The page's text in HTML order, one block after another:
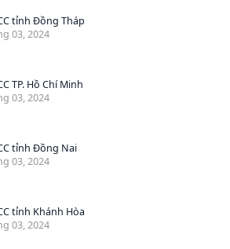
tỉnh Đồng Tháp
03, 2024
TP. Hồ Chí Minh
03, 2024
tỉnh Đồng Nai
03, 2024
tỉnh Khánh Hòa
03, 2024